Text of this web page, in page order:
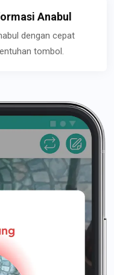
Anabul
dengan cepat
tombol.